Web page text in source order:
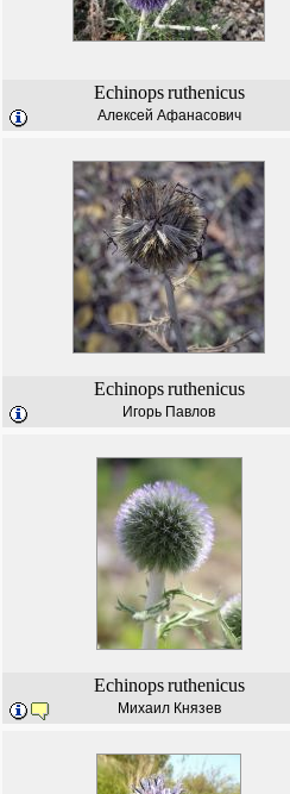
Echinops ruthenicus
Алексей Афанасович
Echinops ruthenicus
Игорь Павлов
Echinops ruthenicus
Михаил Князев